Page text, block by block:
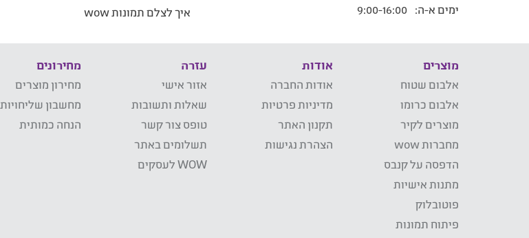
ימים א-ה:
איך לצלם תמונות wow
מוצרים
אלבום שטוח
אלבום כרומו
מוצרים לקיר
מחברות wow
הדפסה על קנבס
מתנות אישיות
פוטובלוק
פיתוח תמונות
אודות
אודות החברה
מדיניות פרטיות
תקנון האתר
הצהרת נגישות
עזרה
אזור אישי
שאלות ותשובות
טופס צור קשר
תשלומים באתר
WOW לעסקים
מחירונים
מחירון מוצרים
מחשבון שליחויות
הנחה כמותית